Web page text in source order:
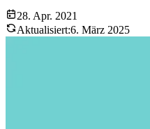
28. Apr. 2021
Aktualisiert:6. März 2025